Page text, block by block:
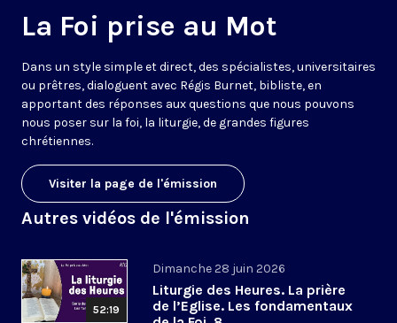
La Foi prise au Mot
Dans un style simple et direct, des spécialistes, universitaires
ou prêtres, dialoguent avec Régis Burnet, bibliste, en
apportant des réponses aux questions que nous pouvons
nous poser sur la foi, la liturgie, de grandes figures
chrétiennes.
Visiter la page de l'émission
Autres vidéos de l'émission
52:19
Dimanche 28 juin 2026
Liturgie des Heures. La prière
de l’Eglise. Les fondamentaux